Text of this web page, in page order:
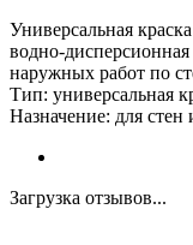
Универсальная
водно-
наружных работ по
Тип: универсальная
Назначение: для стен
Загрузка отзывов...